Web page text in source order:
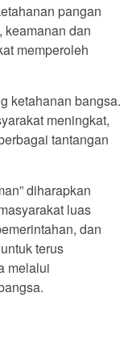
pangan
keamanan dan
memperoleh
ketahanan bangsa.
meningkat,
tantangan
diharapkan
luas
dan
terus
melalui